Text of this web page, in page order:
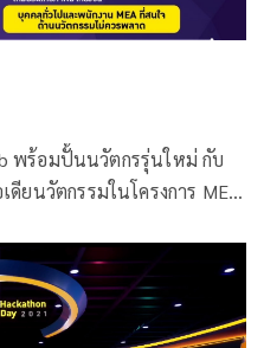
พร้อมปั้นนวัตกรรุ่นใหม่ กับ
ยนวัตกรรมในโครงการ MEA